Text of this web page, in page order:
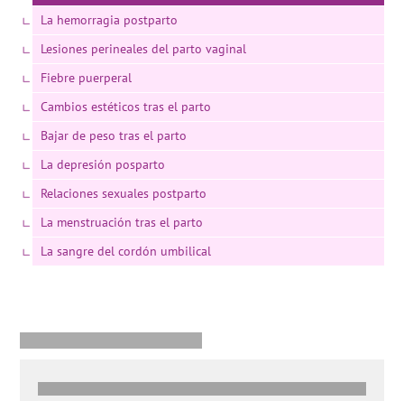
La hemorragia postparto
Lesiones perineales del parto vaginal
Fiebre puerperal
Cambios estéticos tras el parto
Bajar de peso tras el parto
La depresión posparto
Relaciones sexuales postparto
La menstruación tras el parto
La sangre del cordón umbilical